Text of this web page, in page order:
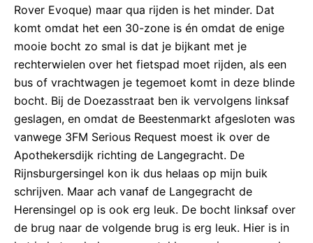
Rover Evoque) maar qua rijden is het minder. Dat
komt omdat het een 30-zone is én omdat de enige
mooie bocht zo smal is dat je bijkant met je
rechterwielen over het fietspad moet rijden, als een
bus of vrachtwagen je tegemoet komt in deze blinde
bocht. Bij de Doezasstraat ben ik vervolgens linksaf
geslagen, en omdat de Beestenmarkt afgesloten was
vanwege 3FM Serious Request moest ik over de
Apothekersdijk richting de Langegracht. De
Rijnsburgersingel kon ik dus helaas op mijn buik
schrijven. Maar ach vanaf de Langegracht de
Herensingel op is ook erg leuk. De bocht linksaf over
de brug naar de volgende brug is erg leuk. Hier is in